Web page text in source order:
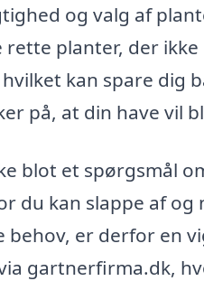
og valg af
planter, der
kan spare dig
på, at din have vil
blot et spørgsmål
du kan slappe af
behov, er derfor en
gartnerfirma.dk,